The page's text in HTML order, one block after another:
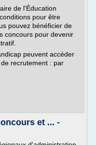
de l'Éducation
pour être
pouvez bénéficier de
concours pour devenir
peuvent accéder
recrutement : par
et ... -